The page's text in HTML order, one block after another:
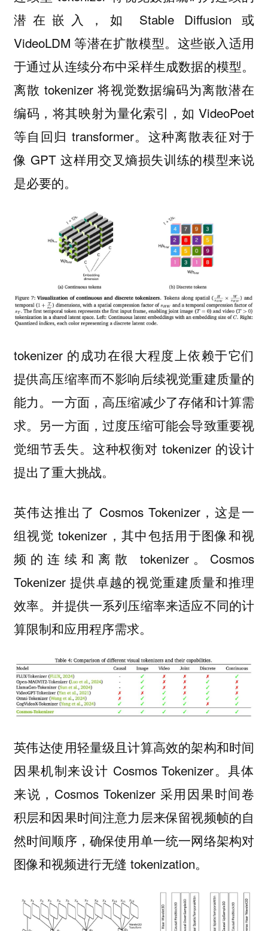
潜在嵌入，如 Stable Diffusion 或
VideoLDM 等潜在扩散模型。这些嵌入适用
于通过从连续分布中采样生成数据的模型。
离散 tokenizer 将视觉数据编码为离散潜在
编码，将其映射为量化索引，如 VideoPoet
等自回归 transformer。这种离散表征对于
像 GPT 这样用交叉熵损失训练的模型来说
是必要的。
tokenizer 的成功在很大程度上依赖于它们
提供高压缩率而不影响后续视觉重建质量的
能力。一方面，高压缩减少了存储和计算需
求。另一方面，过度压缩可能会导致重要视
觉细节丢失。这种权衡对 tokenizer 的设计
提出了重大挑战。
英伟达推出了 Cosmos Tokenizer，这是一
组视觉 tokenizer，其中包括用于图像和视
频的连续和离散 tokenizer。Cosmos
Tokenizer 提供卓越的视觉重建质量和推理
效率。并提供一系列压缩率来适应不同的计
算限制和应用程序需求。
英伟达使用轻量级且计算高效的架构和时间
因果机制来设计 Cosmos Tokenizer。具体
来说，Cosmos Tokenizer 采用因果时间卷
积层和因果时间注意力层来保留视频帧的自
然时间顺序，确保使用单一统一网络架构对
图像和视频进行无缝 tokenization。